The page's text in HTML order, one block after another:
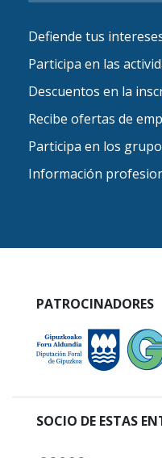
Defiende tus
Participa en las
Descuentos en la
Recibe ofertas de
Participa en los
Información
PATROCINADORES
SOCIO DE ESTAS